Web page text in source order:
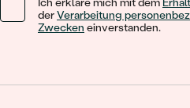
derVerarbeitung
Zwecken einverstanden.